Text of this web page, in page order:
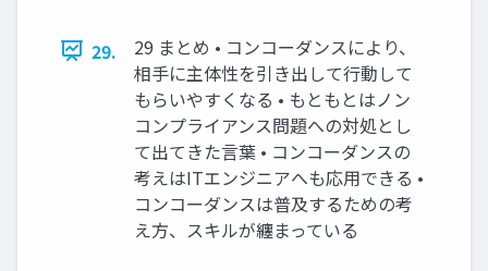
29.
29 まとめ • コンコーダンスにより、
相手に主体性を引き出して行動して
もらいやすくなる • もともとはノン
コンプライアンス問題への対処とし
て出てきた言葉 • コンコーダンスの
考えはITエンジニアへも応用できる •
コンコーダンスは普及するための考
え方、スキルが纏まっている